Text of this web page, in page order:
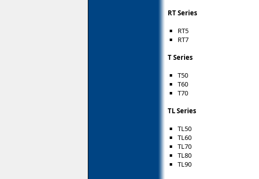
RT Series
RT5
RT7
T Series
T50
T60
T70
TL Series
TL50
TL60
TL70
TL80
TL90